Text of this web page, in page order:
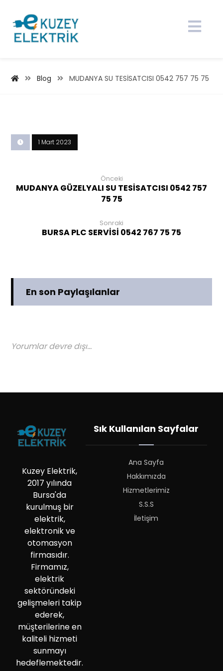
Blog MUDANYA SU TESİSATCISI 0542 757 75 75
1 Mart 2023
Önceki
MUDANYA GÜZELYALI SU TESİSATCISI 0542 757
75 75
Sonraki
BURSA PLC SERVİSİ 0542 767 75 75
En son Paylaşılanlar
Yorumlar devre dışı...
Kuzey Elektrik,
2017 yılında
Bursa'da
kurulmuş bir
elektrik,
elektronik ve
otomasyon
firmasıdır.
Firmamız,
elektrik
sektöründeki
gelişmeleri takip
ederek,
müşterilerine en
kaliteli hizmeti
sunmayı
hedeflemektedir.
Sık Kullanılan Sayfalar
Ana Sayfa
Hakkımızda
Hizmetlerimiz
S.S.S
İletişim